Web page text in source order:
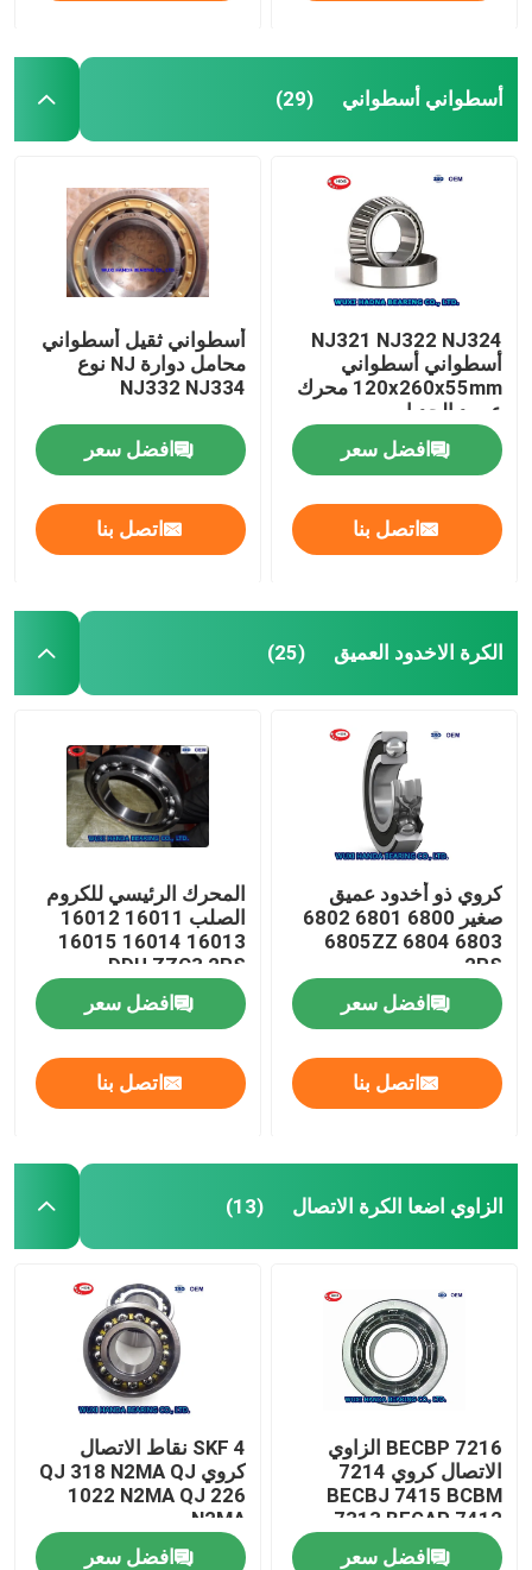
أسطواني أسطواني (29)
NJ321 NJ322 NJ324
أسطواني أسطواني
120x260x55mm محرك
عمود الحدبات
افضل سعر
اتصل بنا
أسطواني ثقيل أسطواني
محامل دوارة NJ نوع
NJ332 NJ334
افضل سعر
اتصل بنا
الكرة الاخدود العميق (25)
كروي ذو أخدود عميق
صغير 6800 6801 6802
6803 6804 6805ZZ
2RS
افضل سعر
اتصل بنا
المحرك الرئيسي للكروم
الصلب 16011 16012
16013 16014 16015
DDU ZZC3 2RS
افضل سعر
اتصل بنا
الزاوي اضعا الكرة الاتصال (13)
7216 BECBP الزاوي
الاتصال كروي 7214
BECBJ 7415 BCBM
7313 BEGAP 7412
BGAM
افضل سعر
SKF 4 نقاط الاتصال
كروي QJ 318 N2MA QJ
1022 N2MA QJ 226
N2MA
افضل سعر